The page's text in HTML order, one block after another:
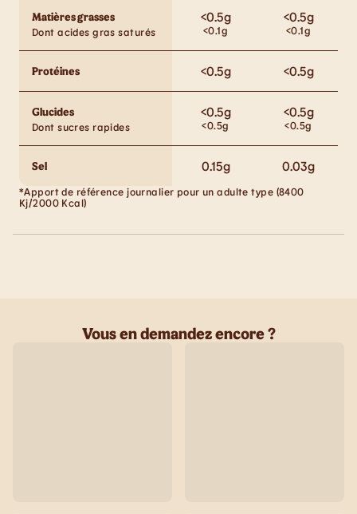
Matières grasses <0.5g <0.5g
Dont acides gras saturés <0.1g <0.1g
Protéines <0.5g <0.5g
Glucides <0.5g <0.5g
Dont sucres rapides <0.5g <0.5g
Sel 0.15g 0.03g
*Apport de référence journalier pour un adulte type (8400
Kj/2000 Kcal)
Vous en demandez encore ?